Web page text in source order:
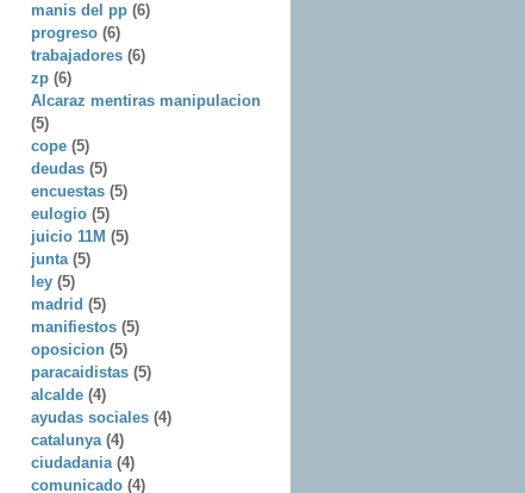
manis del pp (6)
progreso (6)
trabajadores (6)
zp (6)
Alcaraz mentiras manipulacion
(5)
cope (5)
deudas (5)
encuestas (5)
eulogio (5)
juicio 11M (5)
junta (5)
ley (5)
madrid (5)
manifiestos (5)
oposicion (5)
paracaidistas (5)
alcalde (4)
ayudas sociales (4)
catalunya (4)
ciudadania (4)
comunicado (4)